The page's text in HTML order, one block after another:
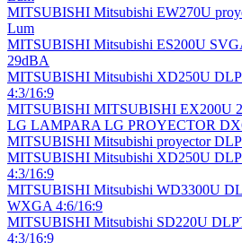
MITSUBISHI Mitsubishi EW270U
Lum
MITSUBISHI Mitsubishi ES200U
29dBA
MITSUBISHI Mitsubishi XD250U
4:3/16:9
MITSUBISHI MITSUBISHI EX200U
LG LAMPARA LG PROYECTOR
MITSUBISHI Mitsubishi proyector
MITSUBISHI Mitsubishi XD250U
4:3/16:9
MITSUBISHI Mitsubishi WD3300U
WXGA 4:6/16:9
MITSUBISHI Mitsubishi SD220U
4:3/16:9